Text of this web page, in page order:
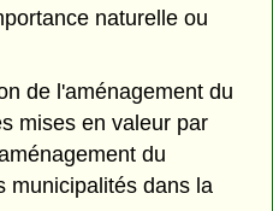
naturelle ou
de l'aménagement du
mises en valeur par
du
municipalités dans la